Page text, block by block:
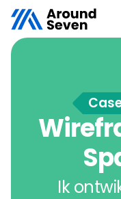
Artikelen
UX diensten
Contact
Ik